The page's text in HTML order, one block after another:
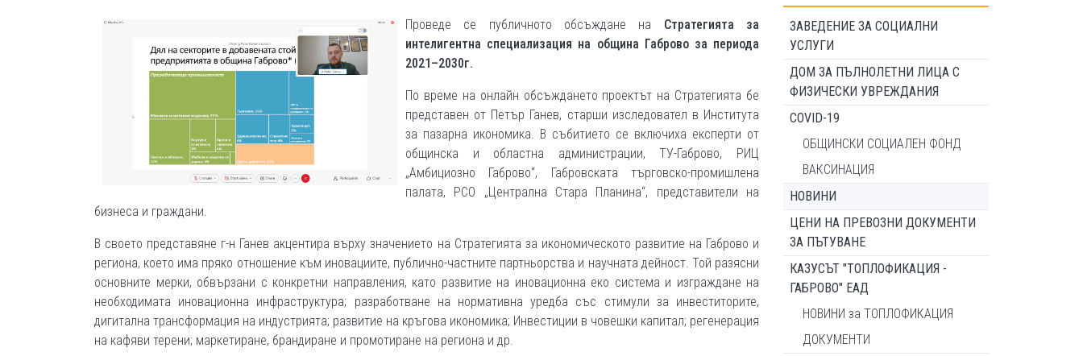
Проведе се публичното обсъждане на Стратегията за
интелигентна специализация на община Габрово за периода
2021–2030г.
По време на онлайн обсъждането проектът на Стратегията бе
представен от Петър Ганев, старши изследовател в Института
за пазарна икономика. В събитието се включиха експерти от
общинска и областна администрации, ТУ-Габрово, РИЦ
„Амбициозно Габрово“, Габровската търговско-промишлена
палата, РСО „Централна Стара Планина“, представители на
бизнеса и граждани.
В своето представяне г-н Ганев акцентира върху значението на Стратегията за икономическото развитие на Габрово и
региона, което има пряко отношение към иновациите, публично-частните партньорства и научната дейност. Той разясни
основните мерки, обвързани с конкретни направления, като развитие на иновационна еко система и изграждане на
необходимата иновационна инфраструктура; разработване на нормативна уредба със стимули за инвеститорите,
дигитална трансформация на индустрията; развитие на кръгова икономика; Инвестиции в човешки капитал; регенерация
на кафяви терени; маркетиране, брандиране и промотиране на региона и др.
ЗАВЕДЕНИЕ ЗА СОЦИАЛНИ
УСЛУГИ
ДОМ ЗА ПЪЛНОЛЕТНИ ЛИЦА С
ФИЗИЧЕСКИ УВРЕЖДАНИЯ
COVID-19
ОБЩИНСКИ СОЦИАЛЕН ФОНД
ВАКСИНАЦИЯ
НОВИНИ
ЦЕНИ НА ПРЕВОЗНИ ДОКУМЕНТИ
ЗА ПЪТУВАНЕ
КАЗУСЪТ "ТОПЛОФИКАЦИЯ -
ГАБРОВО" ЕАД
НОВИНИ за ТОПЛОФИКАЦИЯ
ДОКУМЕНТИ